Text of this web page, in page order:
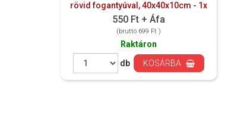
rövid fogantyúval, 40x40x10cm - 1x
550 Ft + Áfa
(bruttó 699 Ft )
Raktáron
db
KOSÁRBA